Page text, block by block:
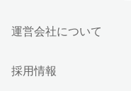
運営会社について
採用情報